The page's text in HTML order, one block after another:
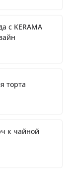
с KERAMA
торта
к чайной